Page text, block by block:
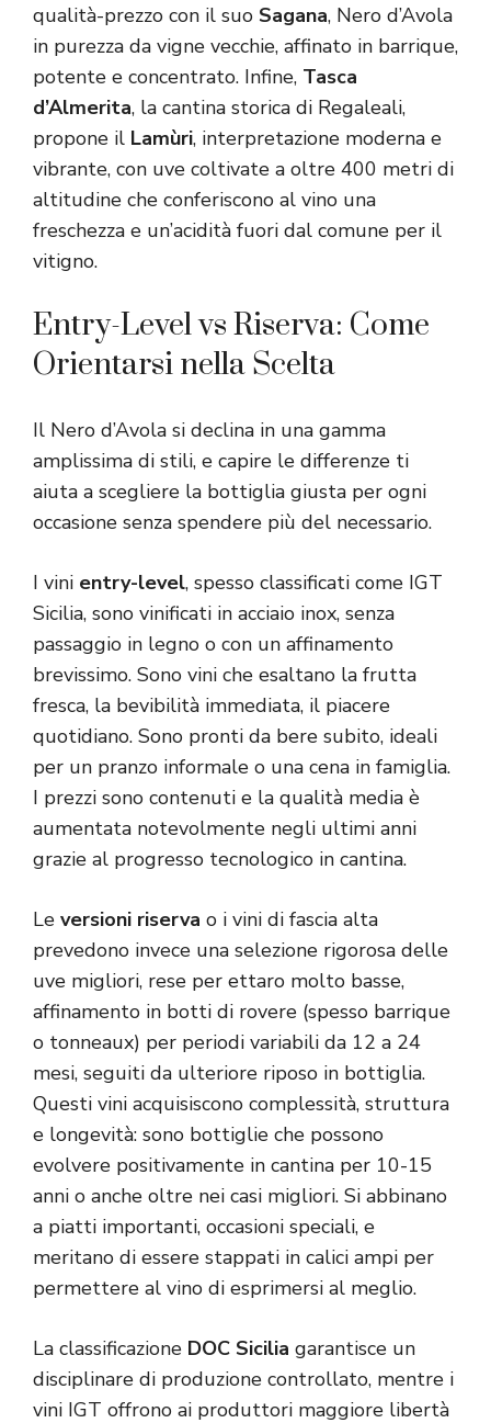
qualità-prezzo con il suo Sagana, Nero d’Avola
in purezza da vigne vecchie, affinato in barrique,
potente e concentrato. Infine, Tasca
d’Almerita, la cantina storica di Regaleali,
propone il Lamùri, interpretazione moderna e
vibrante, con uve coltivate a oltre 400 metri di
altitudine che conferiscono al vino una
freschezza e un’acidità fuori dal comune per il
vitigno.
Entry-Level vs Riserva: Come
Orientarsi nella Scelta
Il Nero d’Avola si declina in una gamma
amplissima di stili, e capire le differenze ti
aiuta a scegliere la bottiglia giusta per ogni
occasione senza spendere più del necessario.
I vini entry-level, spesso classificati come IGT
Sicilia, sono vinificati in acciaio inox, senza
passaggio in legno o con un affinamento
brevissimo. Sono vini che esaltano la frutta
fresca, la bevibilità immediata, il piacere
quotidiano. Sono pronti da bere subito, ideali
per un pranzo informale o una cena in famiglia.
I prezzi sono contenuti e la qualità media è
aumentata notevolmente negli ultimi anni
grazie al progresso tecnologico in cantina.
Le versioni riserva o i vini di fascia alta
prevedono invece una selezione rigorosa delle
uve migliori, rese per ettaro molto basse,
affinamento in botti di rovere (spesso barrique
o tonneaux) per periodi variabili da 12 a 24
mesi, seguiti da ulteriore riposo in bottiglia.
Questi vini acquisiscono complessità, struttura
e longevità: sono bottiglie che possono
evolvere positivamente in cantina per 10-15
anni o anche oltre nei casi migliori. Si abbinano
a piatti importanti, occasioni speciali, e
meritano di essere stappati in calici ampi per
permettere al vino di esprimersi al meglio.
La classificazione DOC Sicilia garantisce un
disciplinare di produzione controllato, mentre i
vini IGT offrono ai produttori maggiore libertà